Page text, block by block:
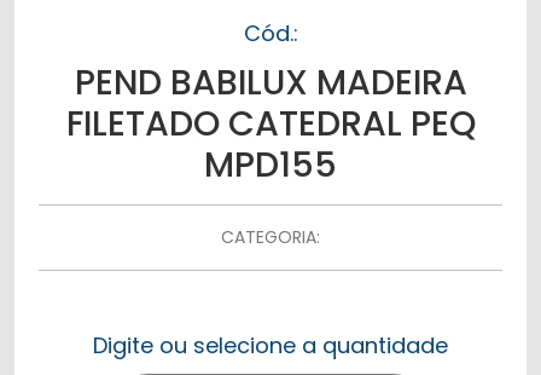
Cód.:
PEND BABILUX MADEIRA
FILETADO CATEDRAL PEQ
MPD155
CATEGORIA:
Digite ou selecione a quantidade